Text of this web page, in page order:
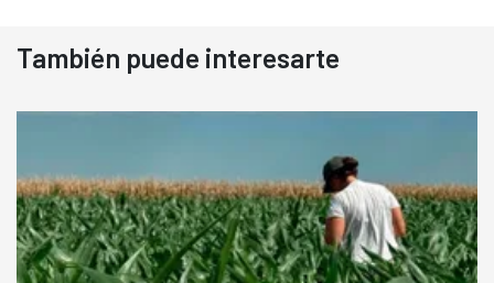
También puede interesarte